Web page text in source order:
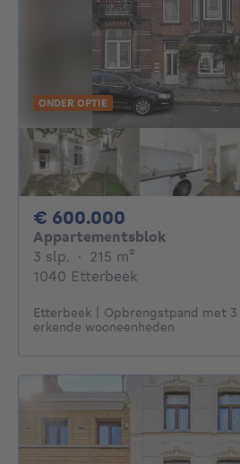
ONDER OPTIE
€ 600.000
Appartementsblok
3 slp. 3 slaapkamers
· 215 m²
1040 Etterbeek
Etterbeek | Opbrengstpand met 3
erkende wooneenheden